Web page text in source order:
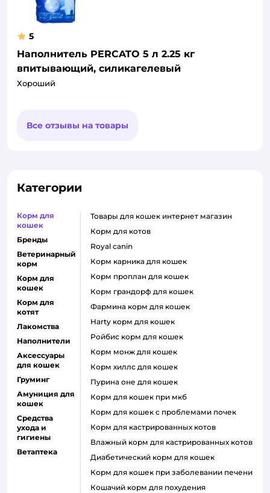
5
Наполнитель PERCATO 5 л 2.25 кг
впитывающий, силикагелевый
Хороший
Все отзывы на товары
Категории
Корм для
кошек
Бренды
Ветеринарный
корм
Корм для
кошек
Корм для
котят
Лакомства
Наполнители
Аксессуары
для кошек
Груминг
Амуниция для
кошек
Средства
ухода и
гигиены
Ветаптека
товары для кошек интернет магазин
корм для котов
royal canin
корм карника для кошек
корм проплан для кошек
корм грандорф для кошек
фармина корм для кошек
harty корм для кошек
ройбис корм для кошек
корм монж для кошек
корм хиллс для кошек
пурина оне для кошек
корм для кошек при мкб
корм для кошек с проблемами почек
Корм для кастрированных котов
влажный корм для кастрированных котов
диабетический корм для кошек
корм для кошек при заболевании печени
кошачий корм для похудения